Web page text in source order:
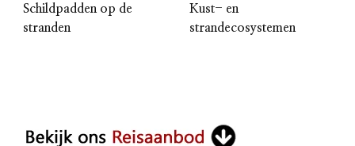
Schildpadden op de
stranden
Kust- en
strandecosystemen